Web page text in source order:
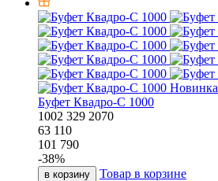
Новинка
Буфет Квадро-С 1000
1002 329 2070
63 110
101 790
-38%
в корзину Товар в корзине